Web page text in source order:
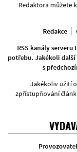
Redaktora můžete
Redakce
RSS kanály serveru
potřebu. Jakékoli další
s
Jakékoliv užití
zpřístupňování